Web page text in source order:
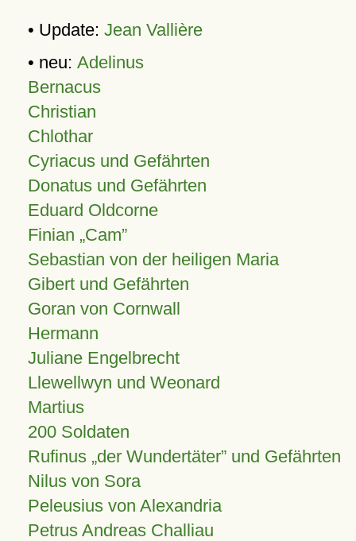
• Update: Jean Vallière
• neu: Adelinus
Bernacus
Christian
Chlothar
Cyriacus und Gefährten
Donatus und Gefährten
Eduard Oldcorne
Finian Cam
Sebastian von der heiligen Maria
Gibert und Gefährten
Goran von Cornwall
Hermann
Juliane Engelbrecht
Llewellwyn und Weonard
Martius
200 Soldaten
Rufinus „der Wundertäter” und Gefährten
Nilus von Sora
Peleusius von Alexandria
Petrus Andreas Challiau